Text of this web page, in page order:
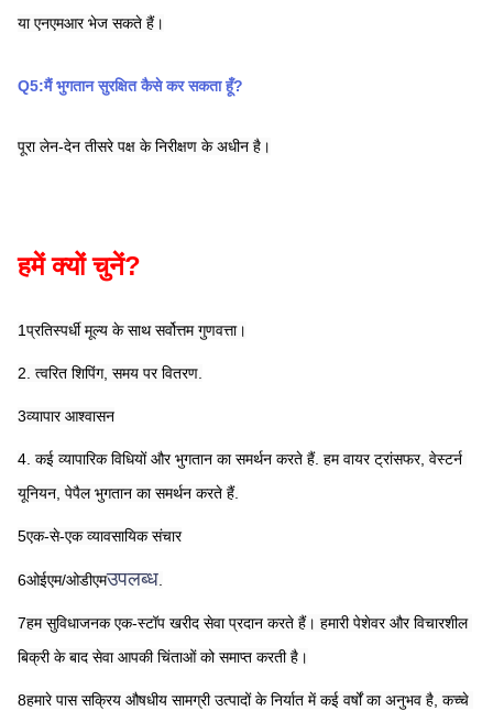
या एनएमआर भेज सकते हैं।
Q5:मैं भुगतान सुरक्षित कैसे कर सकता हूँ?
पूरा लेन-देन तीसरे पक्ष के निरीक्षण के अधीन है।
हमें क्यों चुनें?
1प्रतिस्पर्धी मूल्य के साथ सर्वोत्तम गुणवत्ता।
2. त्वरित शिपिंग, समय पर वितरण.
3व्यापार आश्वासन
4. कई व्यापारिक विधियों और भुगतान का समर्थन करते हैं. हम वायर ट्रांसफर, वेस्टर्न
यूनियन, पेपैल भुगतान का समर्थन करते हैं.
5एक-से-एक व्यावसायिक संचार
6ओईएम/ओडीएमउपलब्ध
7हम सुविधाजनक एक-स्टॉप खरीद सेवा प्रदान करते हैं। हमारी पेशेवर और विचारशील
बिक्री के बाद सेवा आपकी चिंताओं को समाप्त करती है।
8हमारे पास सक्रिय औषधीय सामग्री उत्पादों के निर्यात में कई वर्षों का अनुभव है, कच्चे